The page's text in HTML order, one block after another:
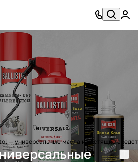
— универсальные масла и чистящие